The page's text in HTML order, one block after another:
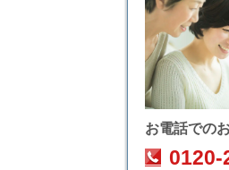
お電話での
0120-